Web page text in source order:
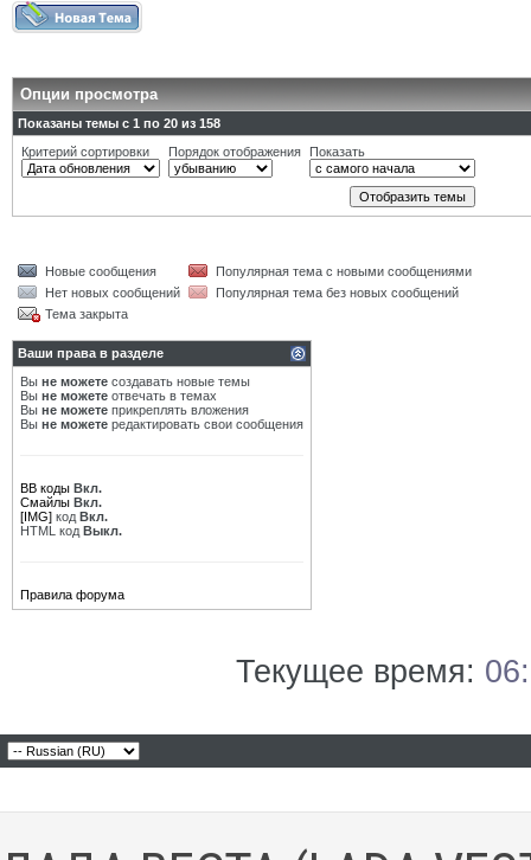
Опции просмотра
Показаны темы с 1 по 20 из 158
Критерий сортировки
Порядок отображения Показать
Новые сообщения
Популярная тема с новыми сообщениями
Нет новых сообщений
Популярная тема без новых сообщений
Тема закрыта
Ваши права в разделе
Вы не можете создавать новые темы
Вы не можете отвечать в темах
Вы не можете прикреплять вложения
Вы не можете редактировать свои сообщения
BB коды Вкл.
Смайлы Вкл.
[IMG] код Вкл.
HTML код Выкл.
Правила форума
Текущее время: